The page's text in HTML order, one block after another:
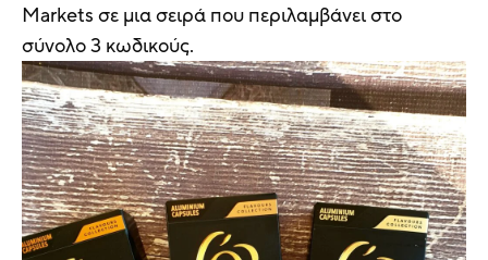
Markets σε μια σειρά που περιλαμβάνει στο
σύνολο 3 κωδικούς.